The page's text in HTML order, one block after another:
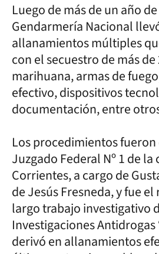
Luego de más de un año
Gendarmería Nacional
allanamientos múltiples
con el secuestro de más
marihuana, armas de
efectivo, dispositivos
documentación, entre
Los procedimientos
Juzgado Federal Nº 1 de la
Corrientes, a cargo de
de Jesús Fresneda, y fue
largo trabajo investigativo
Investigaciones Antidrogas
derivó en allanamientos